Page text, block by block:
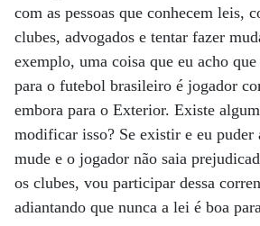
com as pessoas que conhecem leis,
clubes, advogados e tentar fazer
exemplo, uma coisa que eu acho
para o futebol brasileiro é jogador
embora para o Exterior. Existe
modificar isso? Se existir e eu puder
mude e o jogador não saia
os clubes, vou participar dessa
adiantando que nunca a lei é boa